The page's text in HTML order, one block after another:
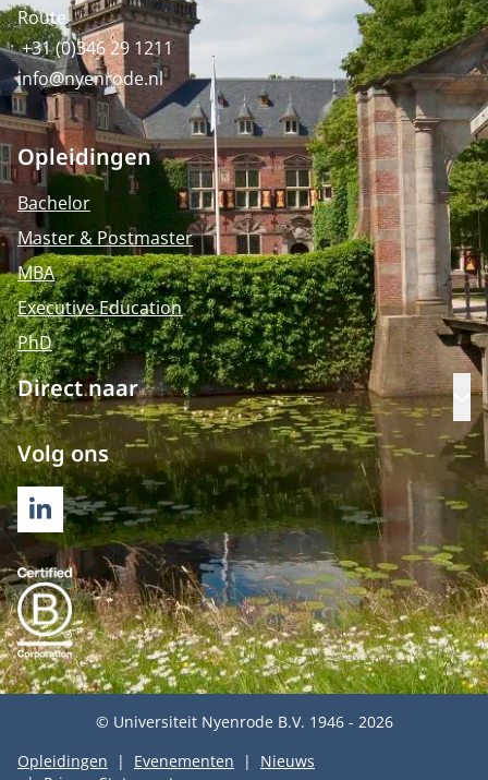
Route
+31 (0)346 29 1211
info@nyenrode.nl
Opleidingen
Bachelor
Master & Postmaster
MBA
Executive Education
PhD
Direct naar
Volg ons
LINKEDIN
© Universiteit Nyenrode B.V. 1946 - 2026
Opleidingen
Evenementen
Nieuws